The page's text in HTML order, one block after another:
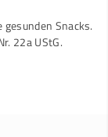
Snacks.
22a UStG.